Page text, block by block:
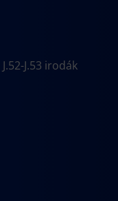
J.53 irodák